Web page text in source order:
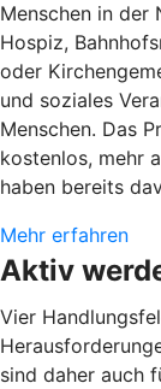
Menschen in der
Hospiz,
oder
und soziales
Menschen. Das
kostenlos, mehr
haben bereits
Mehr erfahren
Aktiv
Vier
sind daher auch